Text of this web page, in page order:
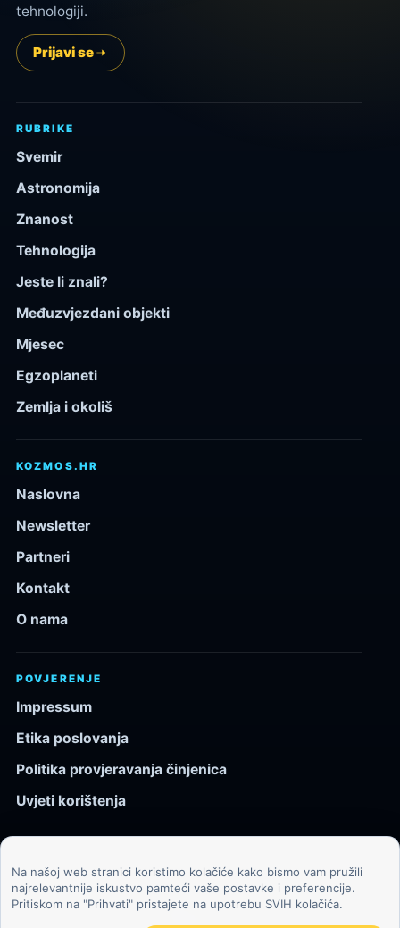
tehnologiji.
Prijavi se
RUBRIKE
Svemir
Astronomija
Znanost
Tehnologija
Jeste li znali?
Međuzvjezdani objekti
Mjesec
Egzoplaneti
Zemlja i okoliš
KOZMOS.HR
Naslovna
Newsletter
Partneri
Kontakt
O nama
POVJERENJE
Impressum
Etika poslovanja
Politika provjeravanja činjenica
Uvjeti korištenja
© 2026 Kozmos.hr. Sva prava pridržana.
Svemir, znanost, tehnologija i velike ideje za znatiželjne
Na našoj web stranici koristimo kolačiće kako bismo vam pružili
najrelevantnije iskustvo pamteći vaše postavke i preferencije.
Pritiskom na "Prihvati" pristajete na upotrebu SVIH kolačića.